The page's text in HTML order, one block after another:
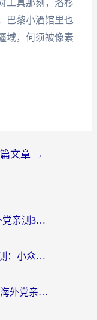
工具那刻，洛杉
巴黎小酒馆里也
域，何须被像素
文章 →
雷神手游和sixfast哪个好？海外党亲测3款回国加速器，教你选对不踩坑
穿梭和快喵好用吗？海外党亲测：小众加速器对比+番茄加速器深度体验
云极和Unblock Youku好用吗？海外党亲测+2026回国加速器避坑指南